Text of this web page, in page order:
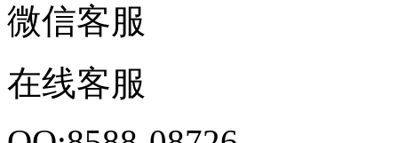
微信客服
在线客服